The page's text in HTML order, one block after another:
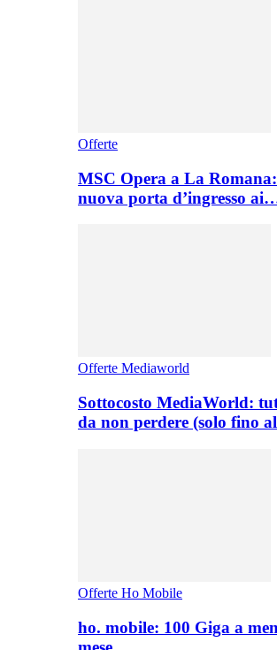
Offerte
MSC Opera a La
nuova porta d’ingresso
Offerte Mediaworld
Sottocosto MediaWorld:
da non perdere (solo fino
Offerte Ho Mobile
ho. mobile: 100 Giga a